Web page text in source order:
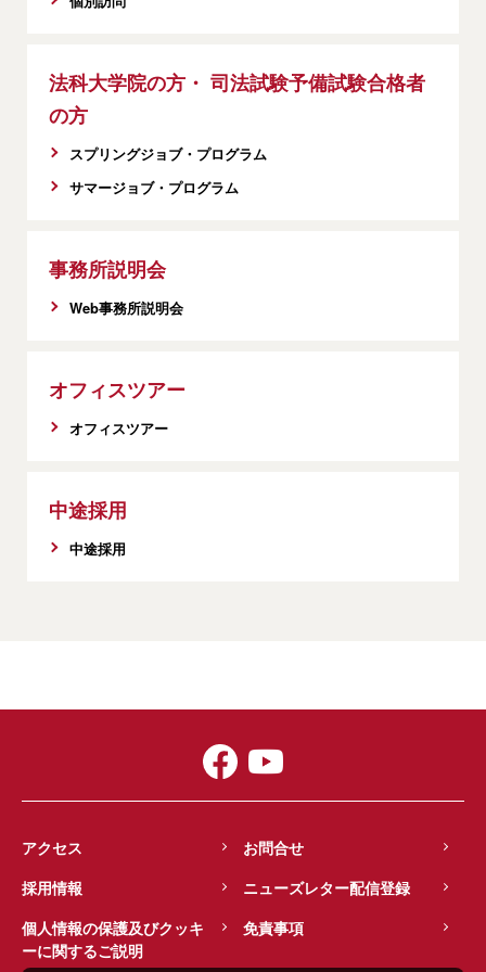
法科大学院の方・ 司法試験予備試験合格者
の方
スプリングジョブ・プログラム
サマージョブ・プログラム
事務所説明会
Web事務所説明会
オフィスツアー
オフィスツアー
中途採用
中途採用
アクセス
お問合せ
採用情報
ニューズレター配信登録
個人情報の保護及びクッキ
ーに関するご説明
免責事項